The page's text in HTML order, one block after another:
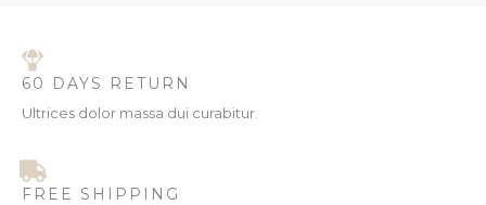
60 DAYS RETURN
Ultrices dolor massa dui curabitur.
FREE SHIPPING